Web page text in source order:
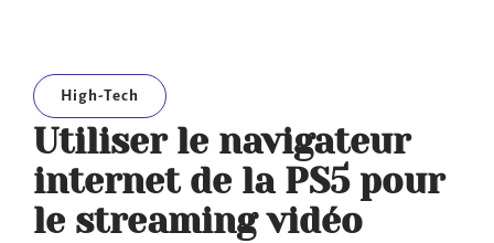
High-Tech
Utiliser le navigateur
internet de la PS5 pour
le streaming vidéo